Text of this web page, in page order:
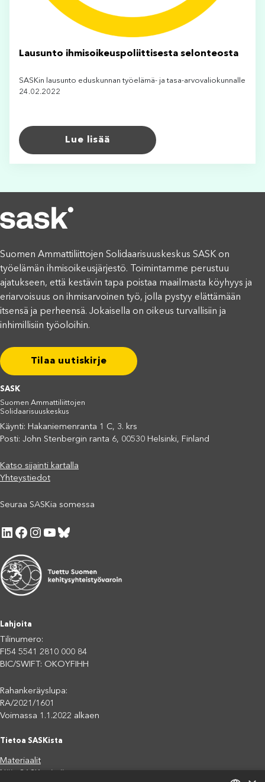
Lausunto ihmisoikeuspoliittisesta selonteosta
SASKin lausunto eduskunnan työelämä- ja tasa-arvovaliokunnalle
24.02.2022
Lue lisää
Suomen Ammattiliittojen Solidaarisuuskeskus SASK on
työelämän ihmisoikeusjärjestö. Toimintamme perustuu
ajatukseen, että kestävin tapa poistaa maailmasta köyhyys ja
eriarvoisuus on ihmisarvoinen työ, jolla pystyy elättämään
itsensä ja perheensä. Jokaisella on oikeus turvallisiin ja
inhimillisiin työoloihin.
Tilaa uutiskirje
SASK
Suomen Ammattiliittojen
Solidaarisuuskeskus
Käynti: Hakaniemenranta 1 C, 3. krs
Posti: John Stenbergin ranta 6, 00530 Helsinki, Finland
Katso sijainti kartalla
Yhteystiedot
Seuraa SASKia somessa
LinkedIn Facebook Instagram YouTube Bluesky
Lahjoita
Tilinumero:
FI54 5541 2810 000 84
BIC/SWIFT: OKOYFIHH
Rahankeräyslupa:
RA/2021/1601
Voimassa 1.1.2022 alkaen
Tietoa SASKista
Materiaalit